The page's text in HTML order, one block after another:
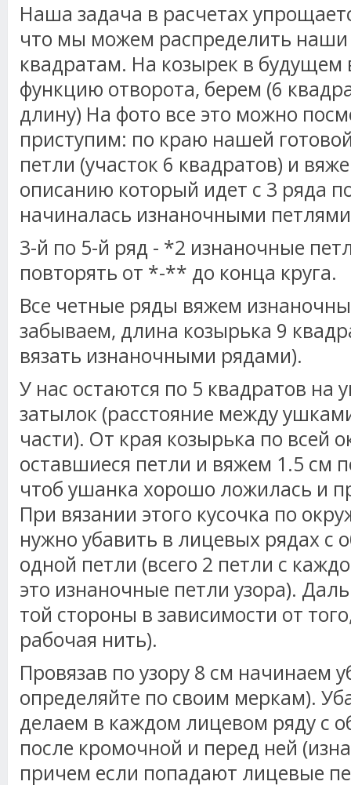
Наша задача в расчетах
что мы можем распределить наши
квадратам. На козырек в
функцию отворота, берем (6
длину) На фото все это можно
приступим: по краю нашей
петли (участок 6 квадратов) и
описанию который идет с 3 ряда
начиналась изнаночными
3-й по 5-й ряд - *2 изнаночные
повторять от *-** до конца круга.
Все четные ряды вяжем
забываем, длина козырька 9
вязать изнаночными рядами).
У нас остаются по 5 квадратов на
затылок (расстояние между
части). От края козырька по всей
оставшиеся петли и вяжем 1.5 см
чтоб ушанка хорошо ложилась и
При вязании этого кусочка по
нужно убавить в лицевых рядах с
одной петли (всего 2 петли с
это изнаночные петли узора).
той стороны в зависимости от
рабочая нить).
Провязав по узору 8 см начинаем
определяйте по своим меркам).
делаем в каждом лицевом ряду с
после кромочной и перед ней
причем если попадают лицевые